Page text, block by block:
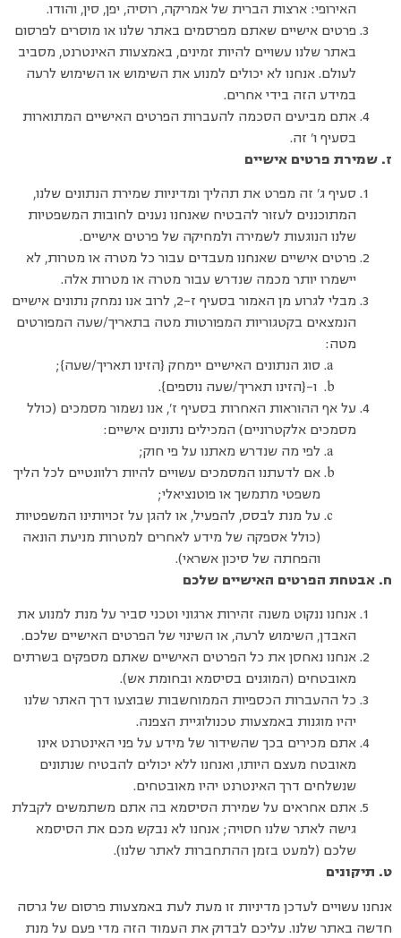
האירופי: ארצות הברית של אמריקה, רוסיה, יפן, סין, והודו.
פרטים אישיים שאתם מפרסמים באתר שלנו או מוסרים לפרסום
באתר שלנו עשויים להיות זמינים, באמצעות האינטרנט, מסביב
לעולם. אנחנו לא יכולים למנוע את השימוש או השימוש לרעה
במידע הזה בידי אחרים.
אתם מביעים הסכמה להעברות הפרטים האישיים המתוארות
בסעיף ו’ זה.
ז. שמירת פרטים אישיים
סעיף ג’ זה מפרט את תהליך ומדיניות שמירת הנתונים שלנו,
המתוכננים לעזור להבטיח שאנחנו נענים לחובות המשפטיות
שלנו הנוגעות לשמירה ולמחיקה של פרטים אישיים.
פרטים אישיים שאנחנו מעבדים עבור כל מטרה או מטרות, לא
יישמרו יותר מכמה שנדרש עבור מטרה או מטרות אלה.
מבלי לגרוע מן האמור בסעיף ז-2, לרוב אנו נמחק נתונים אישיים
הנמצאים בקטגוריות המפורטות מטה בתאריך/שעה המפורטים
מטה:
סוג הנתונים האישיים יימחק {הזינו תאריך/שעה};
ו-{הזינו תאריך/שעה נוספים}.
על אף ההוראות האחרות בסעיף ז’, אנו נשמור מסמכים (כולל
מסמכים אלקטרוניים) המכילים נתונים אישיים:
לפי מה שנדרש מאתנו על פי חוק;
אם לדעתנו המסמכים עשויים להיות רלוונטיים לכל הליך
משפטי מתמשך או פוטנציאלי;
על מנת לבסס, להפעיל, או להגן על זכויותינו המשפטיות
(כולל אספקה של מידע לאחרים למטרות מניעת הונאה
והפחתה של סיכון אשראי).
ח. אבטחת הפרטים האישיים שלכם
אנחנו ננקוט משנה זהירות ארגוני וטכני סביר על מנת למנוע את
האבדן, השימוש לרעה, או השינוי של הפרטים האישיים שלכם.
אנחנו נאחסן את כל הפרטים האישיים שאתם מספקים בשרתים
מאובטחים (המוגנים בסיסמא ובחומת אש).
כל ההעברות הכספיות הממוחשבות שבוצעו דרך האתר שלנו
יהיו מוגנות באמצעות טכנולוגיית הצפנה.
אתם מכירים בכך שהשידור של מידע על פני האינטרנט אינו
מאובטח מעצם היותו, ואנחנו ללא יכולים להבטיח שנתונים
שנשלחים דרך האינטרנט יהיו מאובטחים.
אתם אחראים על שמירת הסיסמא בה אתם משתמשים לקבלת
גישה לאתר שלנו חסויה; אנחנו לא נבקש מכם את הסיסמא
שלכם (למעט בזמן ההתחברות לאתר שלנו).
ט. תיקונים
אנחנו עשויים לעדכן מדיניות זו מעת לעת באמצעות פרסום של גרסה
חדשה באתר שלנו. עליכם לבדוק את העמוד הזה מדי פעם על מנת